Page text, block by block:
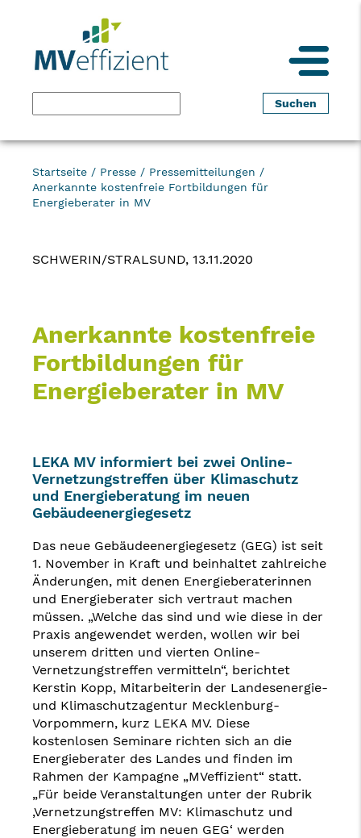
Startseite / Presse / Pressemitteilungen /
Anerkannte kostenfreie Fortbildungen für
Energieberater in MV
SCHWERIN/STRALSUND, 13.11.2020
Anerkannte kostenfreie
Fortbildungen für
Energieberater in MV
LEKA MV informiert bei zwei Online-
Vernetzungstreffen über Klimaschutz
und Energieberatung im neuen
Gebäudeenergiegesetz
Das neue Gebäudeenergiegesetz (GEG) ist seit
1. November in Kraft und beinhaltet zahlreiche
Änderungen, mit denen Energieberaterinnen
und Energieberater sich vertraut machen
müssen. „Welche das sind und wie diese in der
Praxis angewendet werden, wollen wir bei
unserem dritten und vierten Online-
Vernetzungstreffen vermitteln“, berichtet
Kerstin Kopp, Mitarbeiterin der Landesenergie-
und Klimaschutzagentur Mecklenburg-
Vorpommern, kurz LEKA MV. Diese
kostenlosen Seminare richten sich an die
Energieberater des Landes und finden im
Rahmen der Kampagne „MVeffizient“ statt.
„Für beide Veranstaltungen unter der Rubrik
‚Vernetzungstreffen MV: Klimaschutz und
Energieberatung im neuen GEG‘ werden